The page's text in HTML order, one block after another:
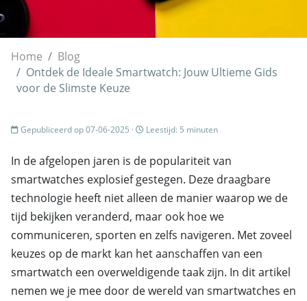
Home
Blog
Ontdek de Ideale Smartwatch: Jouw Ultieme Gids
voor de Slimste Keuze
Gepubliceerd op 07-06-2025 · Leestijd: 5 minuten
In de afgelopen jaren is de populariteit van
smartwatches explosief gestegen. Deze draagbare
technologie heeft niet alleen de manier waarop we de
tijd bekijken veranderd, maar ook hoe we
communiceren, sporten en zelfs navigeren. Met zoveel
keuzes op de markt kan het aanschaffen van een
smartwatch een overweldigende taak zijn. In dit artikel
nemen we je mee door de wereld van smartwatches en